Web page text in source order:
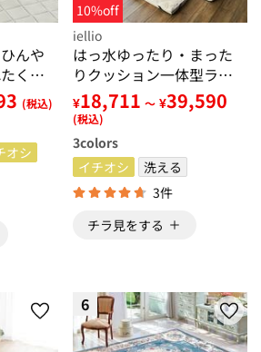
んや
くな
反
触冷
ット
(税込)
オシ
10%off
iellio
はっ水ゆったり・まった
りクッション一体型ラグ
＜洗える・布帛（ふは
く）タイプ・フロアソフ
ァ・ローソファー・ロン
グシーズン＞
¥18,711 ～ ¥39,590
(税込)
3colors
イチオシ
洗える
3件
チラ見をする
6